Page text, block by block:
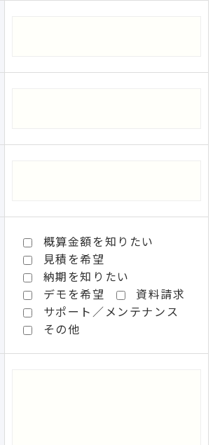
概算金額を知りたい
見積を希望
納期を知りたい
デモを希望
資料請求
サポート／メンテナンス
その他